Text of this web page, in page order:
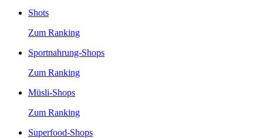
Shots
Zum Ranking
Sportnahrung-Shops
Zum Ranking
Müsli-Shops
Zum Ranking
Superfood-Shops